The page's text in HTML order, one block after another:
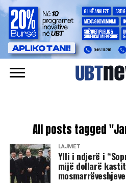
All posts tagged
LAJMET
Ylli i ndjerë i
mijë dollarë
mosmarrëveshjeve